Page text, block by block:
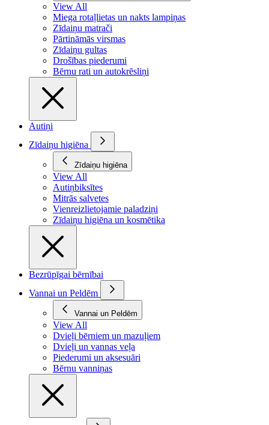
View All
Miega rotaļlietas un nakts lampiņas
Zīdaiņu matrači
Pārtināmās virsmas
Zīdaiņu gultas
Drošības piederumi
Bērnu rati un autokrēsliņi
Autiņi
Zīdaiņu higiēna
Zīdaiņu higiēna
View All
Autiņbiksītes
Mitrās salvetes
Vienreizlietojamie paladziņi
Zīdaiņu higiēna un kosmētika
Bezrūpīgai bērnībai
Vannai un Peldēm
Vannai un Peldēm
View All
Dvieļi bērniem un mazuļiem
Dvieļi un vannas veļa
Piederumi un aksesuāri
Bērnu vanniņas